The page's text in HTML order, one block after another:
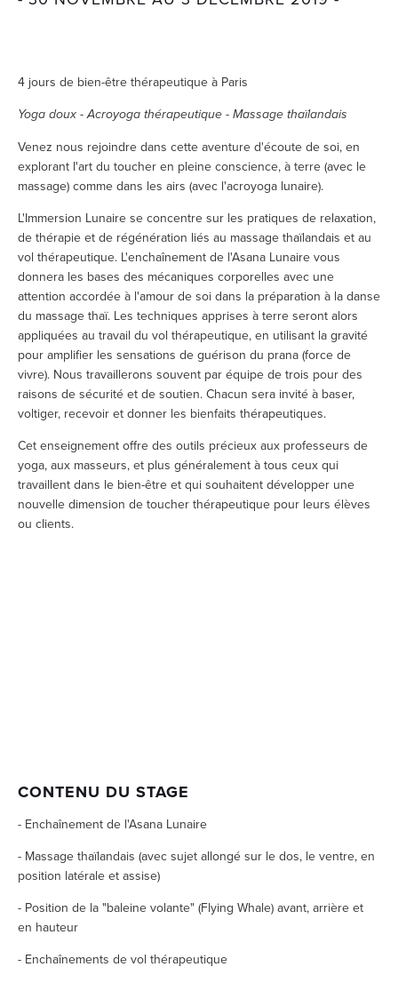
4 jours de bien-être thérapeutique à Paris
Yoga doux - Acroyoga thérapeutique - Massage thaïlandais
Venez nous rejoindre dans cette aventure d'écoute de soi, en
explorant l'art du toucher en pleine conscience, à terre (avec le
massage) comme dans les airs (avec l'acroyoga lunaire).
L'Immersion Lunaire se concentre sur les pratiques de relaxation,
de thérapie et de régénération liés au massage thaïlandais et au
vol thérapeutique. L'enchaînement de l'Asana Lunaire vous
donnera les bases des mécaniques corporelles avec une
attention accordée à l'amour de soi dans la préparation à la danse
du massage thaï. Les techniques apprises à terre seront alors
appliquées au travail du vol thérapeutique, en utilisant la gravité
pour amplifier les sensations de guérison du prana (force de
vivre). Nous travaillerons souvent par équipe de trois pour des
raisons de sécurité et de soutien. Chacun sera invité à baser,
voltiger, recevoir et donner les bienfaits thérapeutiques.
Cet enseignement offre des outils précieux aux professeurs de
yoga, aux masseurs, et plus généralement à tous ceux qui
travaillent dans le bien-être et qui souhaitent développer une
nouvelle dimension de toucher thérapeutique pour leurs élèves
ou clients.
CONTENU DU STAGE
- Enchaînement de l'Asana Lunaire
- Massage thaïlandais (avec sujet allongé sur le dos, le ventre, en
position latérale et assise)
- Position de la "baleine volante" (Flying Whale) avant, arrière et
en hauteur
- Enchaînements de vol thérapeutique